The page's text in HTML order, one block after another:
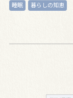
睡眠 暮らしの知恵